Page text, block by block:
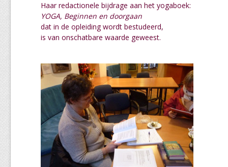
Haar redactionele bijdrage aan het yogaboek:
YOGA, Beginnen en doorgaan
dat in de opleiding wordt bestudeerd,
is van onschatbare waarde geweest.